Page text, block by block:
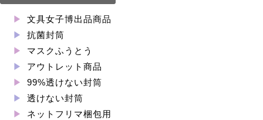
文具女子博出品商品
抗菌封筒
マスクふうとう
アウトレット商品
99%透けない封筒
透けない封筒
ネットフリマ梱包用